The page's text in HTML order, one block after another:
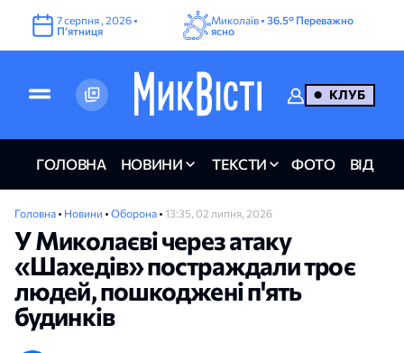
7серпня ,2026 •
Пʼятниця
Миколаїв •36.5° Переважно
ясно
КЛУБ
ГОЛОВНА НОВИНИ ТЕКСТИ ФОТО ВІДЕО
Головна • Новини • Оборона • 13:35, 02 липня, 2026
У Миколаєві через атаку
«Шахедів» постраждали троє
людей, пошкоджені п'ять
будинків